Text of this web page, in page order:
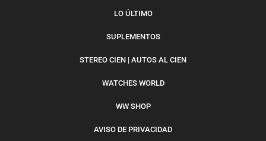
LO ÚLTIMO
SUPLEMENTOS
STEREO CIEN | AUTOS AL CIEN
WATCHES WORLD
WW SHOP
AVISO DE PRIVACIDAD